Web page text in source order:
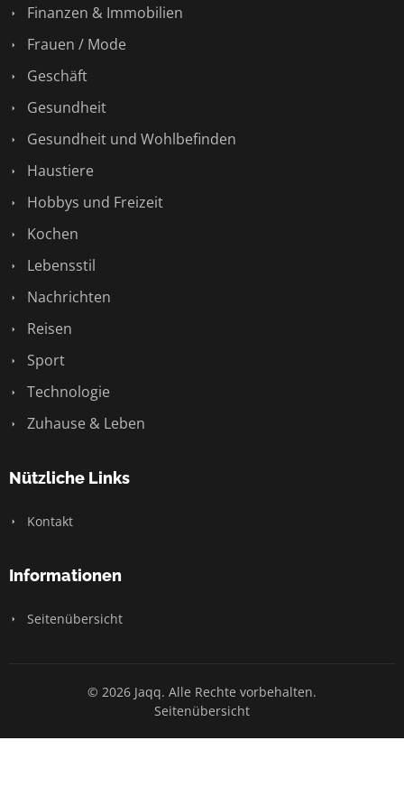
Finanzen & Immobilien
Frauen / Mode
Geschäft
Gesundheit
Gesundheit und Wohlbefinden
Haustiere
Hobbys und Freizeit
Kochen
Lebensstil
Nachrichten
Reisen
Sport
Technologie
Zuhause & Leben
Nützliche Links
Kontakt
Informationen
Seitenübersicht
© 2026 Jaqq. Alle Rechte vorbehalten.
Seitenübersicht